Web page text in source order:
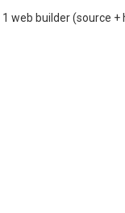
web builder (source +